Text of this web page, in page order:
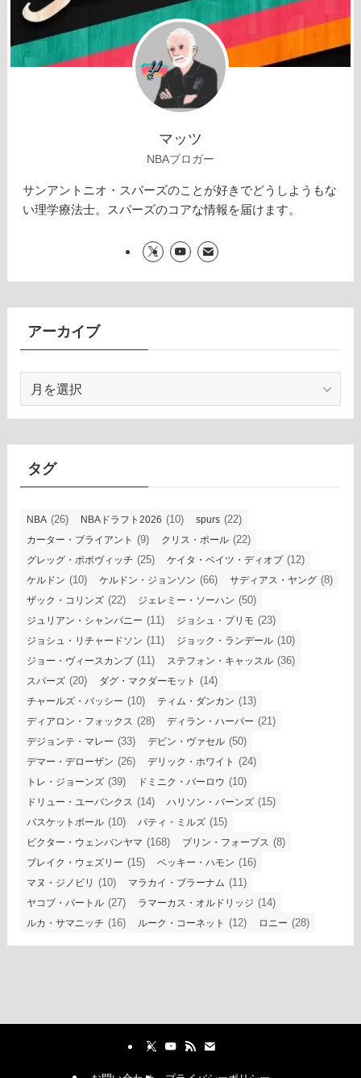
マッツ
NBAブロガー
サンアントニオ・スパーズのことが好きでどうしようもな
い理学療法士。スパーズのコアな情報を届けます。
アーカイブ
カ
イ
タグ
NBA (26) NBAドラフト2026 (10) spurs (22)
カーター・ブライアント (9) クリス・ポール (22)
グレッグ・ポポヴィッチ (25) ケイタ・ベイツ・ディオプ(12)
ケルドン (10) ケルドン・ジョンソン (66) サディアス・ヤング (8)
ザック・コリンズ (22) ジェレミー・ソーハン (50)
ジュリアン・シャンパニー (11) ジョシュ・プリモ (23)
ジョシュ・リチャードソン (11) ジョック・ランデール (10)
ジョー・ヴィースカンプ(11) ステフォン・キャッスル (36)
スパーズ (20) ダグ・マクダーモット (14)
チャールズ・バッシー (10) ティム・ダンカン (13)
ディアロン・フォックス (28) ディラン・ハーパー (21)
デジョンテ・マレー (33) デビン・ヴァセル (50)
デマー・デローザン (26) デリック・ホワイト (24)
トレ・ジョーンズ (39) ドミニク・バーロウ (10)
ドリュー・ユーバンクス (14) ハリソン・バーンズ (15)
バスケットボール (10) パティ・ミルズ (15)
ビクター・ウェンバンヤマ (168) ブリン・フォーブス (8)
ブレイク・ウェズリー (15) ベッキー・ハモン (16)
マヌ・ジノビリ (10) マラカイ・ブラーナム (11)
ヤコブ・パートル (27) ラマーカス・オルドリッジ (14)
ルカ・サマニッチ (16) ルーク・コーネット (12) ロニー (28)